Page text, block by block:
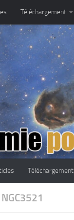
Téléchargement
Téléchargement
NGC3521